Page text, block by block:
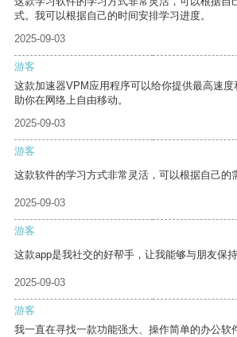
式。我可以根据自己的时间安排学习进度。
2025-09-03
游客
这款加速器VPM应用程序可以给你提供最高速
助你在网络上自由移动。
2025-09-03
游客
这款软件的学习方式非常灵活，可以根据自己的
2025-09-03
游客
这款app是我社交的好帮手，让我能够与朋友保
2025-09-03
游客
我一直在寻找一款功能强大、操作简单的办公软